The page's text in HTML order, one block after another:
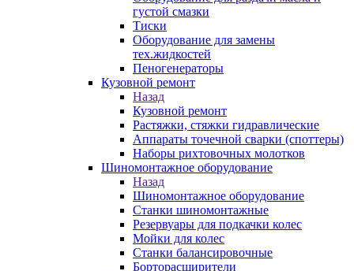
густой смазки
Тиски
Оборудование для замены
тех.жидкостей
Пеногенераторы
Кузовной ремонт
Назад
Кузовной ремонт
Растяжки, стяжки гидравлические
Аппараты точечной сварки (споттеры)
Наборы рихтовочных молотков
Шиномонтажное оборудование
Назад
Шиномонтажное оборудование
Станки шиномонтажные
Резервуары для подкачки колес
Мойки для колес
Станки балансировочные
Борторасширители